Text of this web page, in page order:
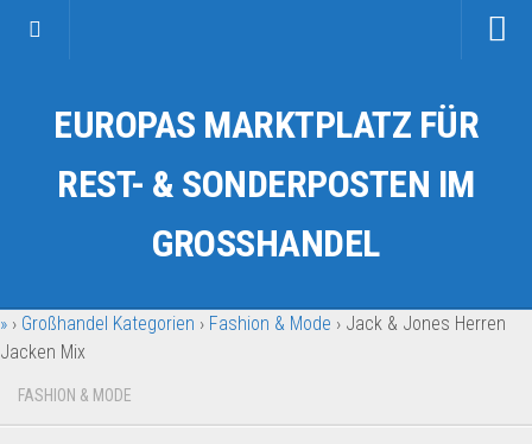
Kategorien
Auto & Motorrad
Fahrzeuge & Transport
Garten & Werkzeug
Geschäft, Büro & Schreibwaren
Geschenkartikel
EUROPAS MARKTPLATZ FÜR
REST- & SONDERPOSTEN IM
GROSSHANDEL
» › Großhandel Kategorien › Fashion & Mode › Jack & Jones Herren
Jacken Mix
FASHION & MODE